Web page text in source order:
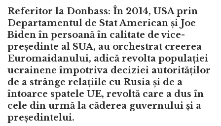
Referitor la Donbass: În 2014, USA prin
Departamentul de Stat American și Joe
Biden în persoană în calitate de vice-
președinte al SUA, au orchestrat creerea
Euromaidanului, adică revolta populației
ucrainene împotriva deciziei autorităților
de a strânge relațiile cu Rusia și de a
întoarce spatele UE, revoltă care a dus în
cele din urmă la căderea guvernului și a
președintelui.